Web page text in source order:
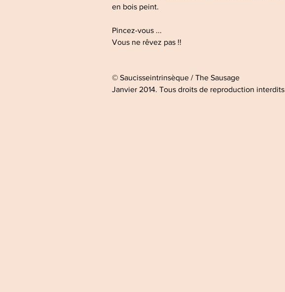
en bois peint.
Pincez-vous ...
Vous ne rêvez pas !!
© Saucisseintrinsèque / The Sausage
Janvier 2014. Tous droits de reproduction interdits